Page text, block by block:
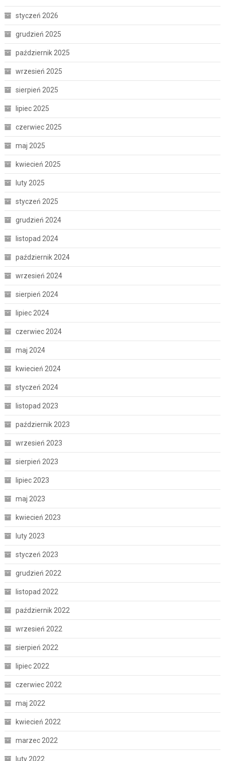
styczeń 2026
grudzień 2025
październik 2025
wrzesień 2025
sierpień 2025
lipiec 2025
czerwiec 2025
maj 2025
kwiecień 2025
luty 2025
styczeń 2025
grudzień 2024
listopad 2024
październik 2024
wrzesień 2024
sierpień 2024
lipiec 2024
czerwiec 2024
maj 2024
kwiecień 2024
styczeń 2024
listopad 2023
październik 2023
wrzesień 2023
sierpień 2023
lipiec 2023
maj 2023
kwiecień 2023
luty 2023
styczeń 2023
grudzień 2022
listopad 2022
październik 2022
wrzesień 2022
sierpień 2022
lipiec 2022
czerwiec 2022
maj 2022
kwiecień 2022
marzec 2022
luty 2022